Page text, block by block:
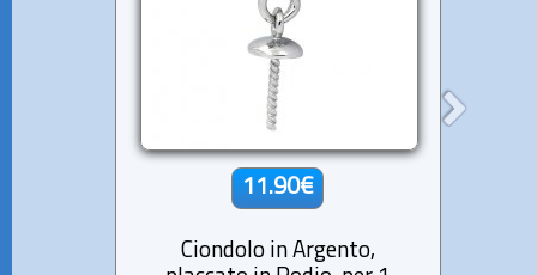
11.90€
Ciondolo in Argento,